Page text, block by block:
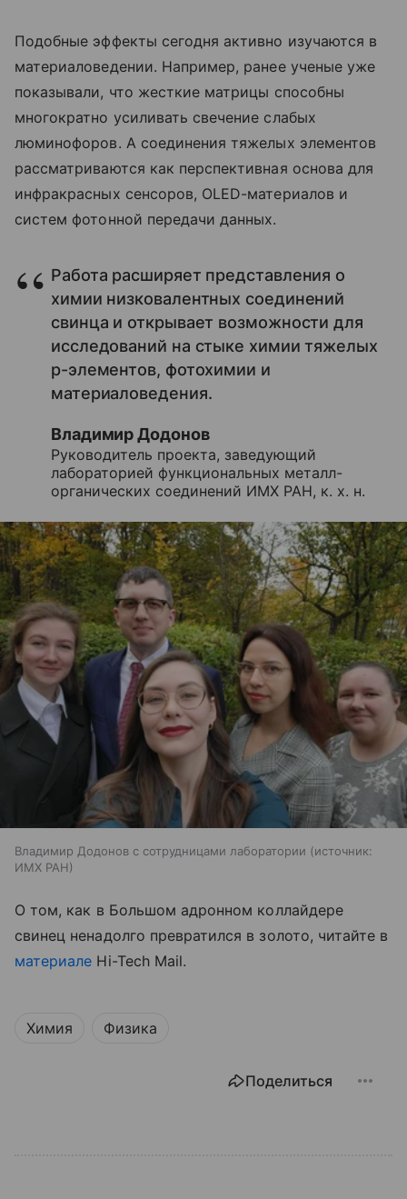
Подобные эффекты сегодня активно изучаются в
материаловедении. Например, ранее ученые уже
показывали, что жесткие матрицы способны
многократно усиливать свечение слабых
люминофоров. А соединения тяжелых элементов
рассматриваются как перспективная основа для
инфракрасных сенсоров, OLED-материалов и
систем фотонной передачи данных.
Работа расширяет представления о
химии низковалентных соединений
свинца и открывает возможности для
исследований на стыке химии тяжелых
p-элементов, фотохимии и
материаловедения.
Владимир Додонов
Руководитель проекта, заведующий
лабораторией функциональных металл-
органических соединений ИМХ РАН, к. х. н.
Владимир Додонов с сотрудницами лаборатории
источник:
ИМХ РАН
О том, как в Большом адронном коллайдере
свинец ненадолго превратился в золото, читайте в
материале Hi-Tech Mail.
Химия Физика
Поделиться